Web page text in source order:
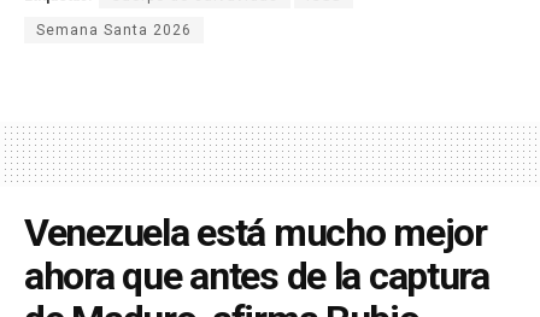
Semana Santa 2026
Venezuela está mucho mejor
ahora que antes de la captura